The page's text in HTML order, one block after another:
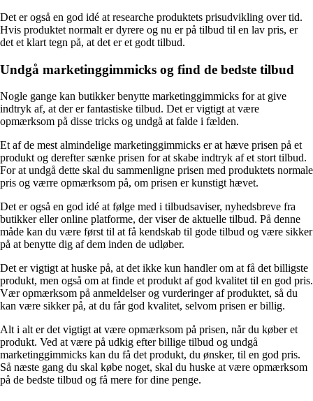
Det er også en god idé at researche produktets prisudvikling over tid.
Hvis produktet normalt er dyrere og nu er på tilbud til en lav pris, er
det et klart tegn på, at det er et godt tilbud.
Undgå marketinggimmicks og find de bedste tilbud
Nogle gange kan butikker benytte marketinggimmicks for at give
indtryk af, at der er fantastiske tilbud. Det er vigtigt at være
opmærksom på disse tricks og undgå at falde i fælden.
Et af de mest almindelige marketinggimmicks er at hæve prisen på et
produkt og derefter sænke prisen for at skabe indtryk af et stort tilbud.
For at undgå dette skal du sammenligne prisen med produktets normale
pris og værre opmærksom på, om prisen er kunstigt hævet.
Det er også en god idé at følge med i tilbudsaviser, nyhedsbreve fra
butikker eller online platforme, der viser de aktuelle tilbud. På denne
måde kan du være først til at få kendskab til gode tilbud og være sikker
på at benytte dig af dem inden de udløber.
Det er vigtigt at huske på, at det ikke kun handler om at få det billigste
produkt, men også om at finde et produkt af god kvalitet til en god pris.
Vær opmærksom på anmeldelser og vurderinger af produktet, så du
kan være sikker på, at du får god kvalitet, selvom prisen er billig.
Alt i alt er det vigtigt at være opmærksom på prisen, når du køber et
produkt. Ved at være på udkig efter billige tilbud og undgå
marketinggimmicks kan du få det produkt, du ønsker, til en god pris.
Så næste gang du skal købe noget, skal du huske at være opmærksom
på de bedste tilbud og få mere for dine penge.